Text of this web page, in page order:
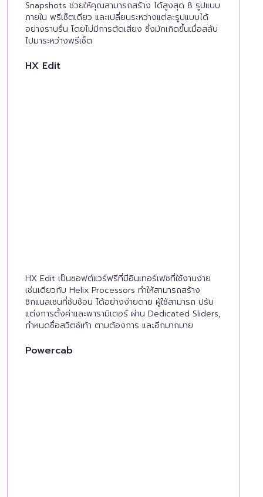
Snapshots ช่วยให้คุณสามารถสร้าง ได้สูงสุด 8 รูปแบบ
ภายใน พรีเซ็ตเดียว และเปลี่ยนระหว่างแต่ละรูปแบบได้
อย่างราบรื่น โดยไม่มีการตัดเสียง ซึ่งมักเกิดขึ้นเมื่อสลับ
ไปมาระหว่างพรีเซ็ต
HX Edit
HX Edit เป็นซอฟต์แวร์ฟรีที่มีอินเทอร์เฟซที่ใช้งานง่าย
เช่นเดียวกับ Helix Processors ทำให้สามารถสร้าง
ซิกแนลเชนที่ซับซ้อน ได้อย่างง่ายดาย ผู้ใช้สามารถ ปรับ
แต่งการตั้งค่าและพารามิเตอร์ ผ่าน Dedicated Sliders,
กำหนดชื่อสวิตช์เท้า ตามต้องการ และอีกมากมาย
Powercab